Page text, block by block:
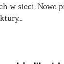
w sieci. Nowe